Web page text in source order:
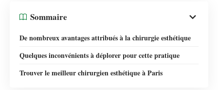
Sommaire
De nombreux avantages attribués à la chirurgie esthétique
Quelques inconvénients à déplorer pour cette pratique
Trouver le meilleur chirurgien esthétique à Paris